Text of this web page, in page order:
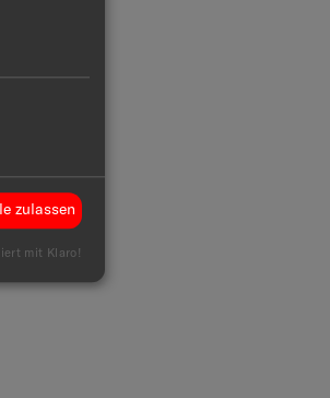
zulassen
mit Klaro!